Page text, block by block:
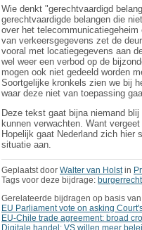
Wie denkt "gerechtvaardigd
gerechtvaardigde belangen die
over het
van verkeersgegevens zet de
vooral met locatiegegevens aan
wel weer een verbod op de
mogen ook niet gedeeld worden
Soortgelijke kronkels zien we bij
waar deze niet van toepassing
Deze tekst gaat bijna niemand
kunnen verwachten. Want
Hopelijk gaat Nederland zich hier
situatie aan.
Geplaatst doorWalter van Holstin
Tags voor deze bijdrage:
Gerelateerde bijdragen op basis
EU Parliament vote on asking
EU-Chile trade agreement: broad